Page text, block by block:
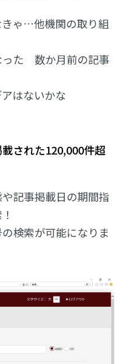
ゃ…他機関の取り組
った 数か月前の記事
はないかな
された120,000件超
記事掲載日の期間指
検索が可能になりま